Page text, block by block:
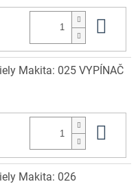
Makita: 025 VYPÍNAČ
Makita: 026